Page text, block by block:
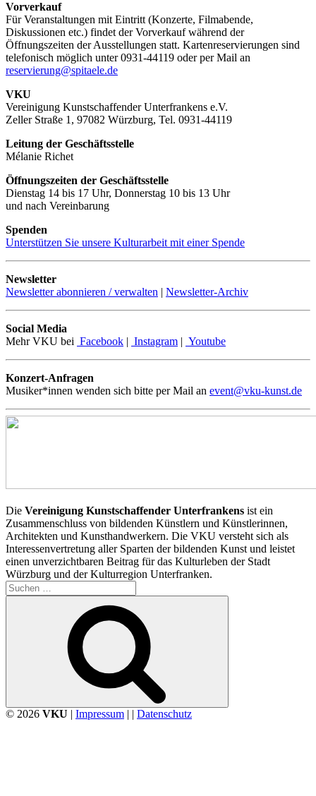
Vorverkauf
Für Veranstaltungen mit Eintritt (Konzerte, Filmabende,
Diskussionen etc.) findet der Vorverkauf während der
Öffnungszeiten der Ausstellungen statt. Kartenreservierungen sind
telefonisch möglich unter 0931-44119 oder per Mail an
reservierung@spitaele.de
VKU
Vereinigung Kunstschaffender Unterfrankens e.V.
Zeller Straße 1, 97082 Würzburg, Tel. 0931-44119
Leitung der Geschäftsstelle
Mélanie Richet
Öffnungszeiten der Geschäftsstelle
Dienstag 14 bis 17 Uhr, Donnerstag 10 bis 13 Uhr
und nach Vereinbarung
Spenden
Unterstützen Sie unsere Kulturarbeit mit einer Spende
Newsletter
Newsletter abonnieren / verwalten | Newsletter-Archiv
Social Media
Mehr VKU bei Facebook | Instagram | Youtube
Konzert-Anfragen
Musiker*innen wenden sich bitte per Mail an event@vku-kunst.de
Die Vereinigung Kunstschaffender Unterfrankens ist ein
Zusammenschluss von bildenden Künstlern und Künstlerinnen,
Architekten und Kunsthandwerkern. Die VKU versteht sich als
Interessenvertretung aller Sparten der bildenden Kunst und leistet
einen unverzichtbaren Beitrag für das Kulturleben der Stadt
Würzburg und der Kulturregion Unterfranken.
Suchen
nach:
© 2026 VKU | Impressum | | Datenschutz